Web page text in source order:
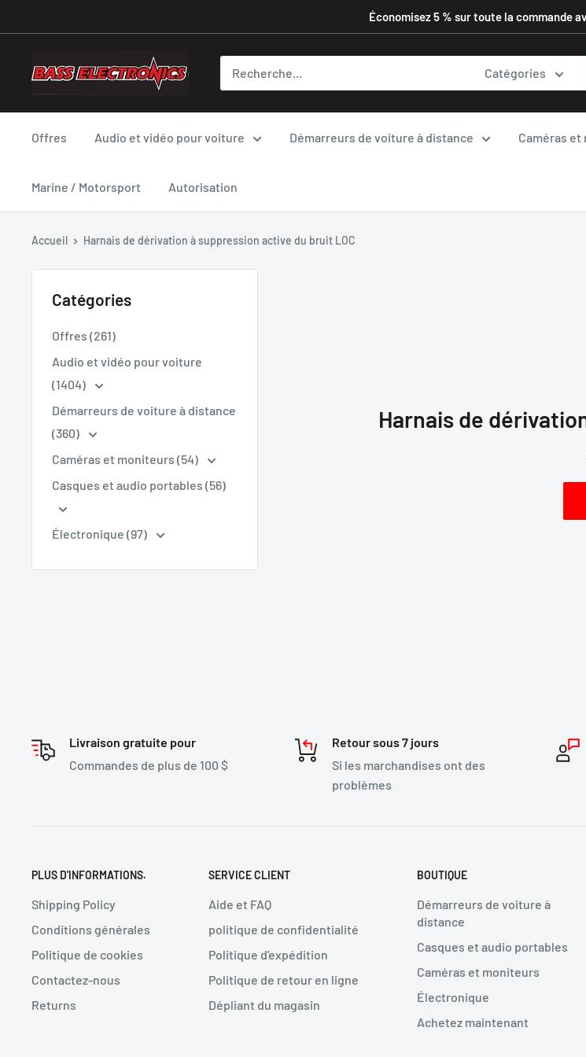
Économisez 5 % sur toute la commande
Catégories
Offres Audio et vidéo pour voiture Démarreurs de voiture à distance Caméras
Marine / Motorsport Autorisation
Accueil Harnais de dérivation à suppression active du bruit LOC
Catégories
Offres (261)
Audio et vidéo pour voiture
(1404)
Démarreurs de voiture à distance
(360)
Caméras et moniteurs (54)
Casques et audio portables (56)
Électronique (97)
Harnais de
Livraison gratuite pour
Commandes de plus de 100 $
Retour sous 7 jours
Si les marchandises ont des
problèmes
PLUS D'INFORMATIONS.
Shipping Policy
Conditions générales
Politique de cookies
Contactez-nous
Returns
SERVICE CLIENT
Aide et FAQ
politique de confidentialité
Politique d'expédition
Politique de retour en ligne
Dépliant du magasin
BOUTIQUE
Démarreurs de voiture à
distance
Casques et audio portables
Caméras et moniteurs
Électronique
Achetez maintenant